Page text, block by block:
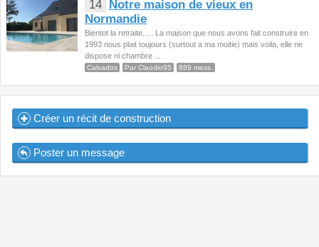
14
Notre maison de vieux en
Normandie
Bientot la retraite..... La maison que nous avons fait construire en
1993 nous plait toujours (surtout a ma moitie) mais voila, elle ne
dispose ni chambre ...
Calvados Par Claodio95 889 mess.
Créer un récit de construction
Poster un message